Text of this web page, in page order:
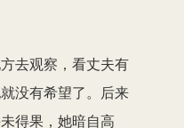
去观察，看丈夫有
没有希望了。后来
得果，她暗自高